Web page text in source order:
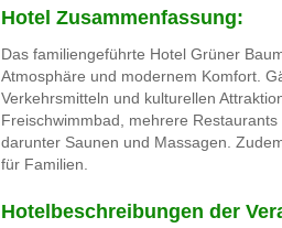
Hotel Zusammenfassung:
Das familiengeführte Hotel Grüner
Atmosphäre und modernem Komfort.
Verkehrsmitteln und kulturellen
Freischwimmbad, mehrere
darunter Saunen und Massagen.
für Familien.
Hotelbeschreibungen der